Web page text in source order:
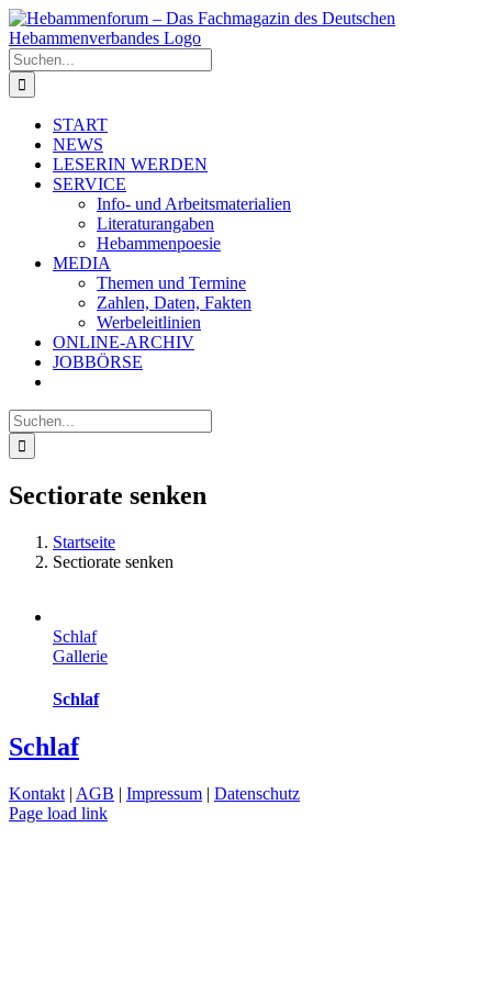
Zum
Inhalt
springen
Suche
nach:
START
NEWS
LESERIN WERDEN
SERVICE
Info- und Arbeitsmaterialien
Literaturangaben
Hebammenpoesie
MEDIA
Themen und Termine
Zahlen, Daten, Fakten
Werbeleitlinien
ONLINE-ARCHIV
JOBBÖRSE
Suche
nach:
Sectiorate senken
Startseite
Sectiorate senken
Schlaf
Gallerie
Schlaf
Schlaf
Kontakt | AGB | Impressum | Datenschutz
Page load link